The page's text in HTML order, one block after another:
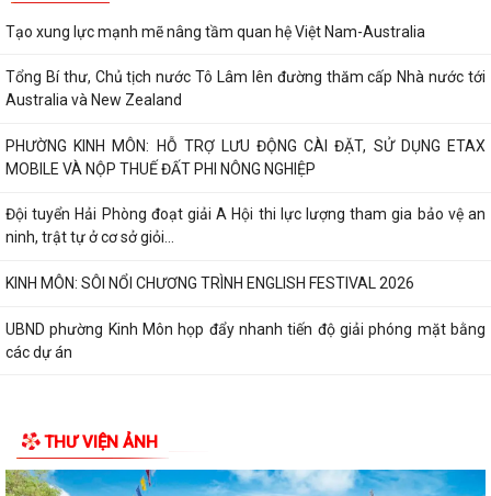
Tạo xung lực mạnh mẽ nâng tầm quan hệ Việt Nam-Australia
Tổng Bí thư, Chủ tịch nước Tô Lâm lên đường thăm cấp Nhà nước tới
Australia và New Zealand
PHƯỜNG KINH MÔN: HỖ TRỢ LƯU ĐỘNG CÀI ĐẶT, SỬ DỤNG ETAX
MOBILE VÀ NỘP THUẾ ĐẤT PHI NÔNG NGHIỆP
Đội tuyển Hải Phòng đoạt giải A Hội thi lực lượng tham gia bảo vệ an
ninh, trật tự ở cơ sở giỏi...
KINH MÔN: SÔI NỔI CHƯƠNG TRÌNH ENGLISH FESTIVAL 2026
UBND phường Kinh Môn họp đẩy nhanh tiến độ giải phóng mặt bằng
các dự án
THƯ VIỆN ẢNH